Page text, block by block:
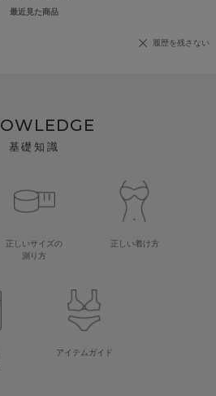
最近見た商品
履歴を残さない
基礎知識
正しいサイズの
測り方
正しい着け方
アイテムガイド